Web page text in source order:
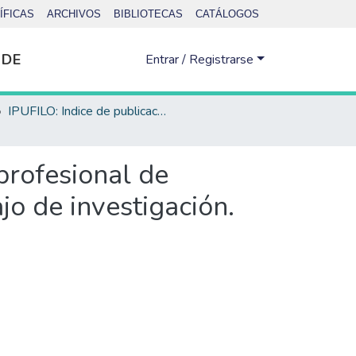
ARCHIVOS BIBLIOTECAS CATÁLOGOS
Entrar / Registrarse
IPUFILO: Indice de publicaciones de la Facultad de Filosofía y Letras
de
de investigación.